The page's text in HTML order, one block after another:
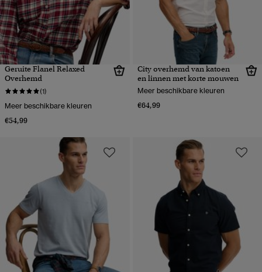
Geruite Flanel Relaxed
Overhemd
(1)
Meer beschikbare kleuren
€54,99
City overhemd van katoen
en linnen met korte mouwen
Meer beschikbare kleuren
€64,99